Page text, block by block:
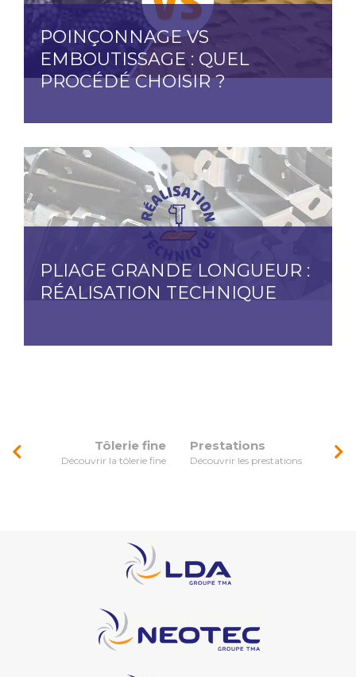
POINÇONNAGE VS
EMBOUTISSAGE : QUEL
PROCÉDÉ CHOISIR ?
PLIAGE GRANDE LONGUEUR :
RÉALISATION TECHNIQUE
Tôlerie fine
Découvrir la tôlerie fine
Prestations
Découvrir les prestations